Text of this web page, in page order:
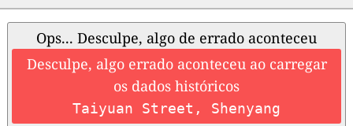
Ops... Desculpe, algo de errado aconteceu
Desculpe, algo errado aconteceu ao carregar
os dados históricos
Taiyuan Street, Shenyang